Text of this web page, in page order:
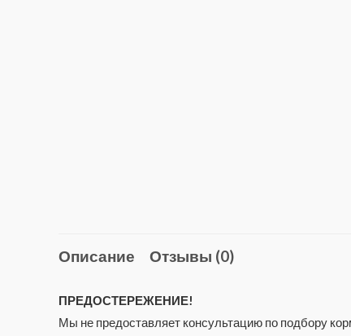
Описание Отзывы (0)
ПРЕДОСТЕРЕЖЕНИЕ!
Мы не предоставляет консультацию по подбору